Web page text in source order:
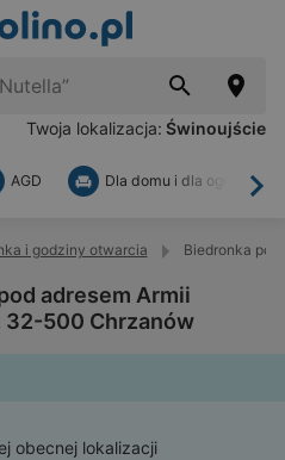
Twoja lokalizacja: Świnoujście
AGD Dla domu i dla ogrodu
i godziny otwarcia Biedronka
adresem Armii
32-500 Chrzanów
obecnej lokalizacji